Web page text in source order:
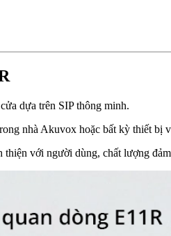
dựa trên SIP thông minh.
nhà Akuvox hoặc bất kỳ thiết bị
với người dùng, chất lượng